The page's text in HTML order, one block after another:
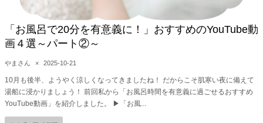
「お風呂で20分を有意義に！」おすすめのYouTube動
画４選～パート②～
やまさん × 2025-10-21
10月も後半、ようやく涼しくなってきましたね！ だからこそ肌寒い夜に備えて
湯船に浸かりましょう！ 前回私から「お風呂時間を有意義に過ごせるおすすめ
YouTube動画」を紹介しました。 ▶︎「お風...